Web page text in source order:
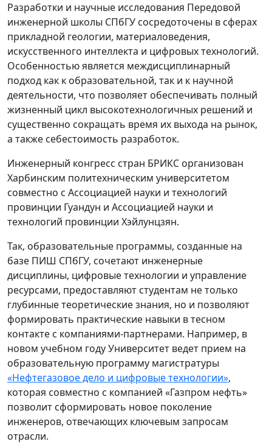
Разработки и научные исследования Передовой
инженерной школы СПбГУ сосредоточены в сферах
прикладной геологии, материаловедения,
искусственного интеллекта и цифровых технологий.
Особенностью является междисциплинарный
подход как к образовательной, так и к научной
деятельности, что позволяет обеспечивать полный
жизненный цикл высокотехнологичных решений и
существенно сокращать время их выхода на рынок,
а также себестоимость разработок.
Инженерный конгресс стран БРИКС организован
Харбинским политехническим университетом
совместно с Ассоциацией науки и технологий
провинции Гуандун и Ассоциацией науки и
технологий провинции Хэйлунцзян.
Так, образовательные программы, созданные на
базе ПИШ СПбГУ, сочетают инженерные
дисциплины, цифровые технологии и управление
ресурсами, предоставляют студентам не только
глубинные теоретические знания, но и позволяют
формировать практические навыки в тесном
контакте с компаниями-партнерами. Например, в
новом учебном году Университет ведет прием на
образовательную программу магистратуры
«Нефтегазовое дело и цифровые технологии»,
которая совместно с компанией «Газпром нефть»
позволит сформировать новое поколение
инженеров, отвечающих ключевым запросам
отрасли.